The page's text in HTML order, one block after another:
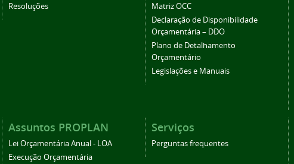
Resoluções
Matriz OCC
Declaração de Disponibilidade
Orçamentária – DDO
Plano de Detalhamento
Orçamentário
Legislações e Manuais
Assuntos PROPLAN
Lei Orçamentária Anual - LOA
Execução Orçamentária
Serviços
Perguntas frequentes